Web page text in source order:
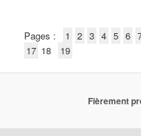
Pages : 1 2 3 4 5 6
17 18 19
Fièrement